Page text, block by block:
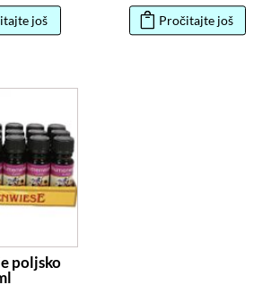
još Pročitajte još
poljsko